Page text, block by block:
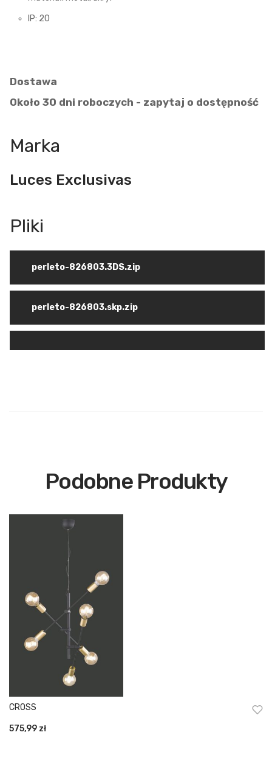
IP: 20
Dostawa
Około 30 dni roboczych - zapytaj o dostępność
Marka
Luces Exclusivas
perleto-826803.3DS.zip
perleto-826803.skp.zip
Podobne Produkty
CROSS
575,99 zł